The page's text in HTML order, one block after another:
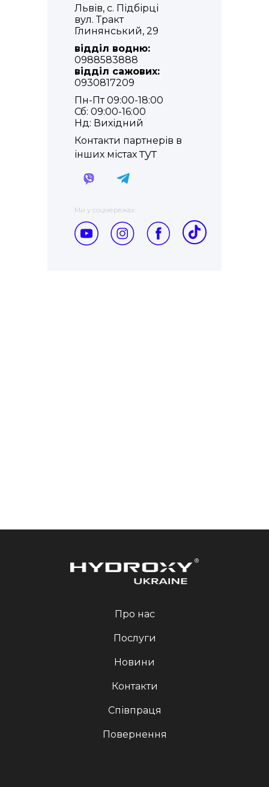
Львів, с. Підбірці
вул. Тракт
Глинянський, 29
відділ водню:
0988583888
відділ сажових:
0930817209
Пн-Пт 09:00-18:00
Сб: 09:00-16:00
Нд: Вихідний
Контакти партнерів в
інших містахтут
Ми у соцмережах:
Про нас
Послуги
Новини
Контакти
Співпраця
Повернення